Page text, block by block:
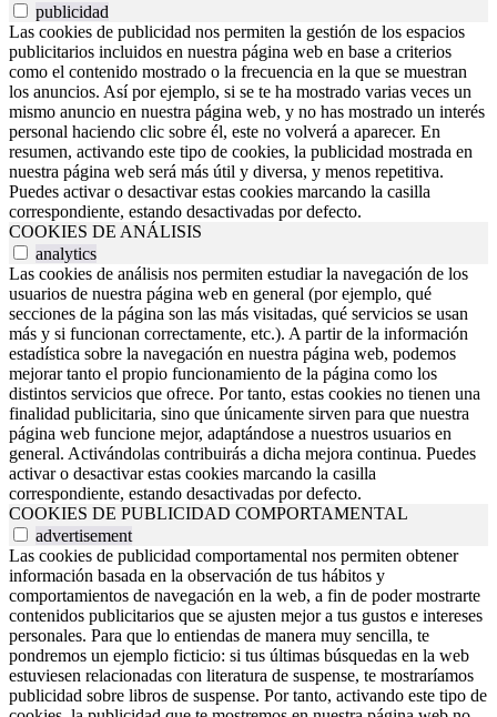
publicidad
Las cookies de publicidad nos permiten la gestión de los espacios
publicitarios incluidos en nuestra página web en base a criterios
como el contenido mostrado o la frecuencia en la que se muestran
los anuncios. Así por ejemplo, si se te ha mostrado varias veces un
mismo anuncio en nuestra página web, y no has mostrado un interés
personal haciendo clic sobre él, este no volverá a aparecer. En
resumen, activando este tipo de cookies, la publicidad mostrada en
nuestra página web será más útil y diversa, y menos repetitiva.
Puedes activar o desactivar estas cookies marcando la casilla
correspondiente, estando desactivadas por defecto.
COOKIES DE ANÁLISIS
analytics
Las cookies de análisis nos permiten estudiar la navegación de los
usuarios de nuestra página web en general (por ejemplo, qué
secciones de la página son las más visitadas, qué servicios se usan
más y si funcionan correctamente, etc.). A partir de la información
estadística sobre la navegación en nuestra página web, podemos
mejorar tanto el propio funcionamiento de la página como los
distintos servicios que ofrece. Por tanto, estas cookies no tienen una
finalidad publicitaria, sino que únicamente sirven para que nuestra
página web funcione mejor, adaptándose a nuestros usuarios en
general. Activándolas contribuirás a dicha mejora continua. Puedes
activar o desactivar estas cookies marcando la casilla
correspondiente, estando desactivadas por defecto.
COOKIES DE PUBLICIDAD COMPORTAMENTAL
advertisement
Las cookies de publicidad comportamental nos permiten obtener
información basada en la observación de tus hábitos y
comportamientos de navegación en la web, a fin de poder mostrarte
contenidos publicitarios que se ajusten mejor a tus gustos e intereses
personales. Para que lo entiendas de manera muy sencilla, te
pondremos un ejemplo ficticio: si tus últimas búsquedas en la web
estuviesen relacionadas con literatura de suspense, te mostraríamos
publicidad sobre libros de suspense. Por tanto, activando este tipo de